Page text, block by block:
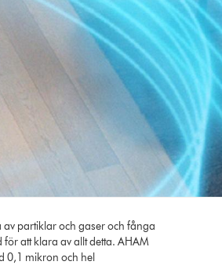
partiklar och gaser och fånga
att klara av allt detta. AHAM
0,1 mikron och hel